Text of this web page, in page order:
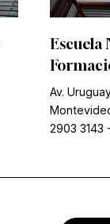
Escuela
Av.
2903 3143